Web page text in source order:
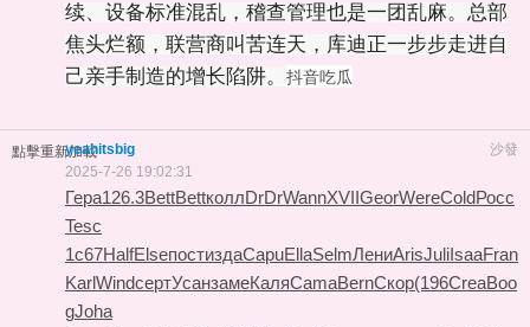
续、设备标准混乱，稽查管理也是一团乱麻。总部
焦头烂额，联营商叫苦连天，库迪正一步步走进自
己亲手制造的增长陷阱。 抖音吃瓜
點擊重新加載 沙發
yeahitsbig
2025-7-26 19:02:31
Гера126.3BettBettколлDrDrWannXVIIGeorWereColdРосс
Tesc
1с67HalfElseпостиздаCapuEllaSelmЛениArisJuliIsaaFran
KarlWindсертУсанзамеКаляCamaBernСкор(196CreaBoo
gJoha